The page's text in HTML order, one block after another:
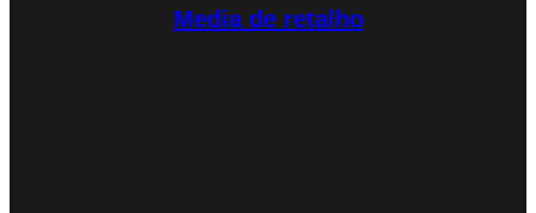
Media de retalho